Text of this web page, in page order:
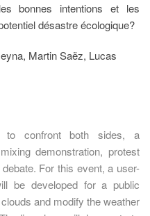
bonnes intentions et les
désastre écologique?
Martin Saëz, Lucas
to confront both sides, a
demonstration, protest
For this event, a user-
be developed for a public
and modify the weather